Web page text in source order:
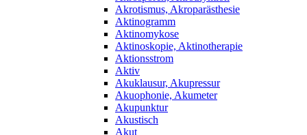
Akrotismus, Akroparästhesie
Aktinogramm
Aktinomykose
Aktinoskopie, Aktinotherapie
Aktionsstrom
Aktiv
Akuklausur, Akupressur
Akuophonie, Akumeter
Akupunktur
Akustisch
Akut